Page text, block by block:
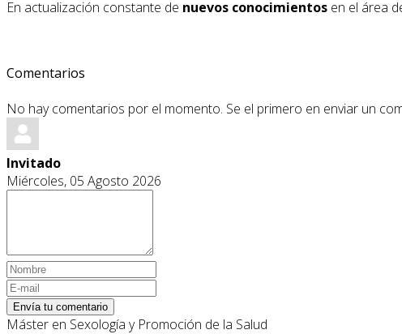
En actualización constante de nuevos conocimientos en el área
Comentarios
No hay comentarios por el momento. Se el primero en enviar un
Invitado
Miércoles, 05 Agosto 2026
Envía tu comentario
Máster en Sexología y Promoción de la Salud